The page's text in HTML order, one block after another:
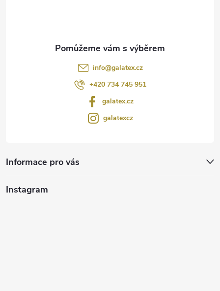
info@galatex.cz
+420 734 745 951
galatex.cz
galatexcz
Informace pro vás
Instagram